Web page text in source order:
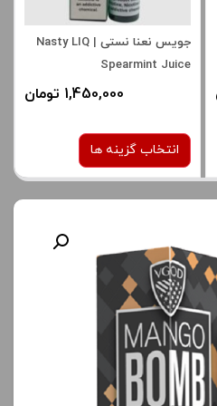
جویس نعنا نستی | Nasty LIQ
Spearmint Juice
1,450,000 تومان
انتخاب گزینه ها
6 میلی‌ گرم
برای فعال شدن سبد خرید و
نمایش قیمت ، گزینه های
محصول را از کادر بالا انتخاب